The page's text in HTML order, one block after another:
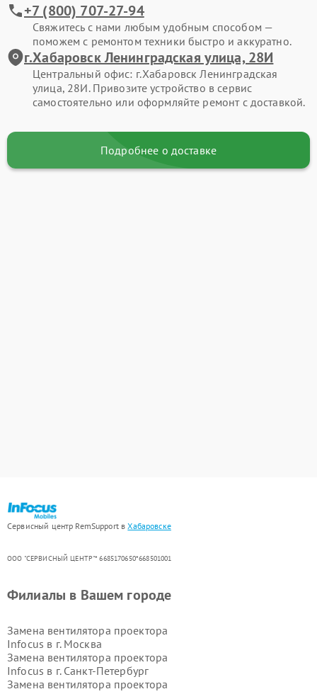
+7 (800) 707-27-94
Свяжитесь с нами любым удобным способом —
поможем с ремонтом техники быстро и аккуратно.
г.Хабаровск Ленинградская улица, 28И
Центральный офис: г.Хабаровск Ленинградская
улица, 28И. Привозите устройство в сервис
самостоятельно или оформляйте ремонт с доставкой.
Подробнее о доставке
Сервисный центр RemSupport вХабаровске
ООО "СЕРВИСНЫЙ ЦЕНТР"* 6685170650*668501001
Филиалы в Вашем городе
Замена вентилятора проектора
Infocus в г. Москва
Замена вентилятора проектора
Infocus в г. Санкт-Петербург
Замена вентилятора проектора